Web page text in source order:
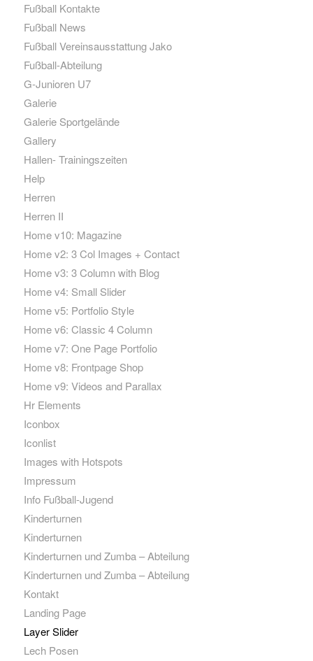
Fußball Kontakte
Fußball News
Fußball Vereinsausstattung Jako
Fußball-Abteilung
G-Junioren U7
Galerie
Galerie Sportgelände
Gallery
Hallen- Trainingszeiten
Help
Herren
Herren II
Home v10: Magazine
Home v2: 3 Col Images + Contact
Home v3: 3 Column with Blog
Home v4: Small Slider
Home v5: Portfolio Style
Home v6: Classic 4 Column
Home v7: One Page Portfolio
Home v8: Frontpage Shop
Home v9: Videos and Parallax
Hr Elements
Iconbox
Iconlist
Images with Hotspots
Impressum
Info Fußball-Jugend
Kinderturnen
Kinderturnen
Kinderturnen und Zumba – Abteilung
Kinderturnen und Zumba – Abteilung
Kontakt
Landing Page
Layer Slider
Lech Posen